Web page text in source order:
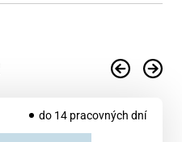
do 14 pracovných dní